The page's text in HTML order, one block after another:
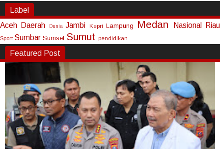
Label
Aceh Daerah Dunia Jambi Kepri Lampung Medan Nasional Riau
Sport Sumbar Sumsel Sumut pendidikan
Featured Post